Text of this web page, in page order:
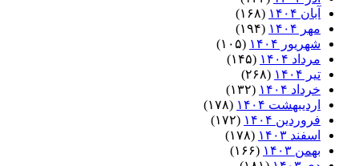
آبان ۱۴۰۴
(۱۶۸)
مهر ۱۴۰۴
(۱۹۴)
شهریور ۱۴۰۴
(۱۰۵)
مرداد ۱۴۰۴
(۱۴۵)
تیر ۱۴۰۴
(۲۶۸)
خرداد ۱۴۰۴
(۱۳۲)
اردیبهشت ۱۴۰۴
(۱۷۸)
فروردین ۱۴۰۴
(۱۷۲)
اسفند ۱۴۰۳
(۱۷۸)
بهمن ۱۴۰۳
(۱۶۶)